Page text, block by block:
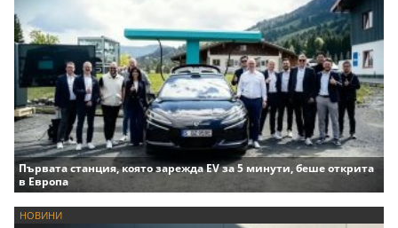
Първата станция, която зарежда EV за 5 минути, беше открита
в Европа
НОВИНИ